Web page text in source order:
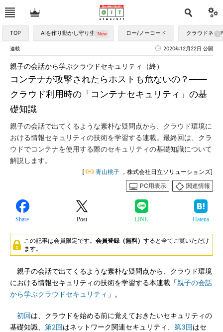
TOP AIを作り動かし守り生かす ロー/ノーコード クラウドネイ
連載 2020年12月22日 公開
コンテナが攻撃されたらホストも危ないの？――
クラウド利用時の「コンテナセキュリティ」の基
礎知識
親子の会話から学ぶクラウドセキュリティ（終）
親子の会話で出てくるような素朴な疑問点から、クラウド環境に
おける情報セキュリティの技術を学習する連載。最終回は、クラ
ウドでコンテナを使用する際のセキュリティの基礎知識について
解説します。
[ 青山桃子 ，株式会社日立ソリューションズ]
PC用表示
関連情報
Share Post LINE Hatena
この記事は会員限定です。 会員登録（無料） すると全てご覧いただけ
ます。
親子の会話で出てくるような素朴な疑問点から、クラウド環境
における情報セキュリティの技術を学習する本連載「親子の会話
から学ぶクラウドセキュリティ 」。
初回は、クラウドを始める前に覚えておきたいセキュリティの
基礎知識、 第2回はネットワーク関連セキュリティ、 第3回はセ